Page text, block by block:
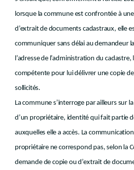
lorsque la commune est confrontée à
d’extrait de documents cadastraux, elle
communiquer sans délai au demandeur
l’adresse de l’administration du cadastre,
compétente pour lui délivrer une copie
sollicités.
La commune s’interroge par ailleurs sur
d’un propriétaire, identité qui fait partie
auxquelles elle a accès. La
propriétaire ne correspond pas, selon la
demande de copie ou d’extrait de